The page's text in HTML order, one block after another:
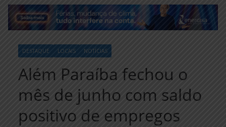
DESTAQUE LOCAIS NOTÍCIAS
Além Paraíba fechou o
mês de junho com saldo
positivo de empregos